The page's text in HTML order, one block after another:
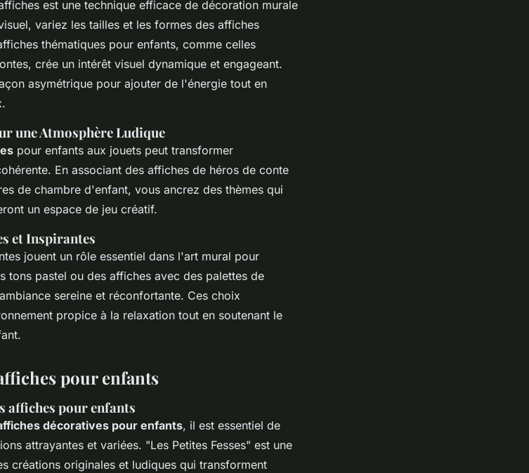
est une technique efficace de décoration murale
variez les tailles et les formes des affiches
thématiques pour enfants, comme celles
crée un intérêt visuel dynamique et engageant.
asymétrique pour ajouter de l'énergie tout en
une Atmosphère Ludique
pour enfants aux jouets peut transformer
En associant des affiches de héros de conte
de chambre d'enfant, vous ancrez des thèmes qui
un espace de jeu créatif.
et Inspirantes
jouent un rôle essentiel dans l'art mural pour
tons pastel ou des affiches avec des palettes de
sereine et réconfortante. Ces choix
propice à la relaxation tout en soutenant le
pour enfants
affiches pour enfants
décoratives pour enfants, il est essentiel de
attrayantes et variées. "Les Petites Fesses" est une
créations originales et ludiques qui transforment